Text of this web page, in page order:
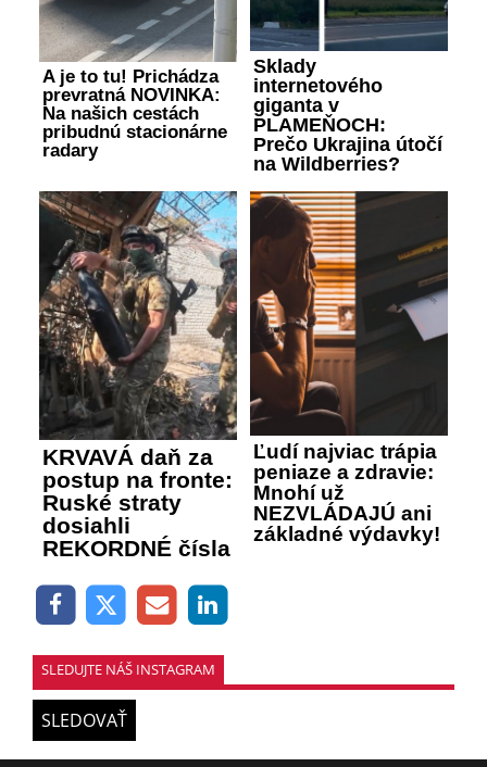
A je to tu! Prichádza
prevratná NOVINKA:
Na našich cestách
pribudnú stacionárne
radary
Sklady
internetového
giganta v
PLAMEŇOCH:
Prečo Ukrajina útočí
na Wildberries?
KRVAVÁ daň za
postup na fronte:
Ruské straty
dosiahli
REKORDNÉ čísla
Ľudí najviac trápia
peniaze a zdravie:
Mnohí už
NEZVLÁDAJÚ ani
základné výdavky!
SLEDUJTE NÁŠ INSTAGRAM
SLEDOVAŤ